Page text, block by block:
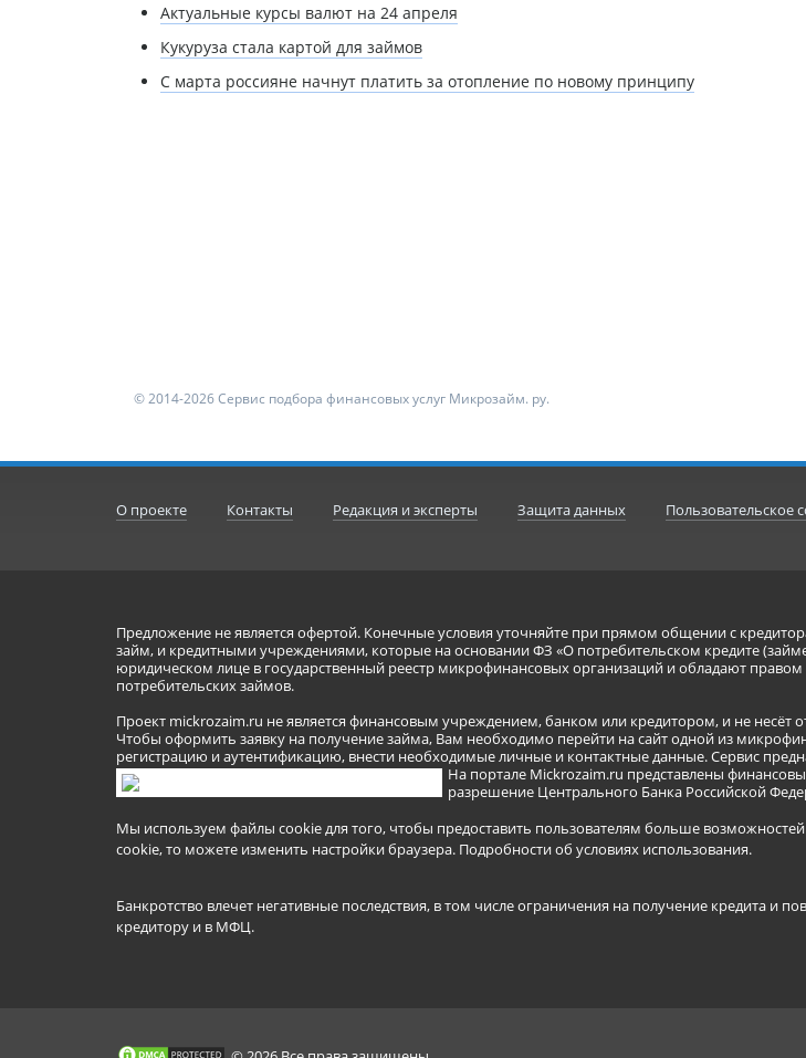
Актуальные курсы валют на 24 апреля
Кукуруза стала картой для займов
С марта россияне начнут платить за отопление по новому принципу
© 2014-2026 Сервис подбора финансовых услуг Микрозайм. ру.
О проекте Контакты Редакция и эксперты Защита данных Пользовательское
Предложение не является офертой. Конечные условия уточняйте при прямом общении с
займ, и кредитными учреждениями, которые на основании ФЗ «О потребительском кредите
юридическом лице в государственный реестр микрофинансовых организаций и обладают
потребительских займов.
Проект mickrozaim.ru не является финансовым учреждением, банком или кредитором, и не несёт
Чтобы оформить заявку на получение займа, Вам необходимо перейти на сайт одной из
регистрацию и аутентификацию, внести необходимые личные и контактные данные. Сервис
На портале Mickrozaim.ru представлены
разрешение Центрального Банка Российской
Мы используем файлы cookie для того, чтобы предоставить пользователям больше
cookie, то можете изменить настройки браузера. Подробности об условиях использования.
Банкротство влечет негативные последствия, в том числе ограничения на получение кредита и
кредитору и в МФЦ.